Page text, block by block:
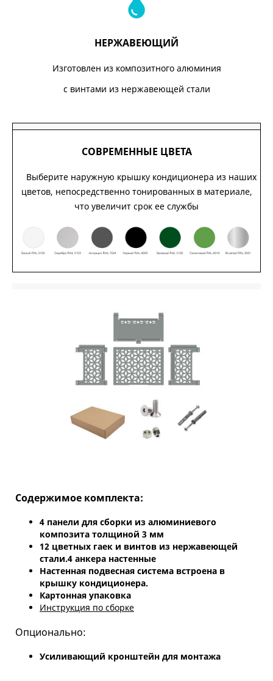
НЕРЖАВЕЮЩИЙ
Изготовлен из композитного алюминия
с винтами из нержавеющей стали
СОВРЕМЕННЫЕ ЦВЕТА
Выберите наружную крышку кондиционера из наших
цветов, непосредственно тонированных в материале,
что увеличит срок ее службы
Содержимое комплекта:
4 панели для сборки из алюминиевого
композита толщиной 3 мм
12 цветных гаек и винтов из нержавеющей
стали.4 анкера настенные
Настенная подвесная система встроена в
крышку кондиционера.
Картонная упаковка
Инструкция по сборке
Опционально:
Усиливающий кронштейн для монтажа